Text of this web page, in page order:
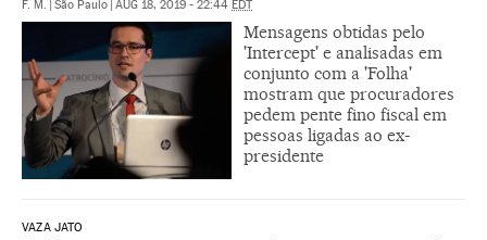
F. M. | São Paulo | AUG 18, 2019 - 22:44 EDT
Mensagens obtidas pelo
'Intercept' e analisadas em
conjunto com a 'Folha'
mostram que procuradores
pedem pente fino fiscal em
pessoas ligadas ao ex-
presidente
VAZA JATO